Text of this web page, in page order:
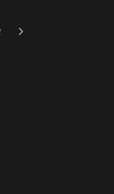
に向かう。ケイトは子供部屋を作ろ
うと家の中を整理していたところ、